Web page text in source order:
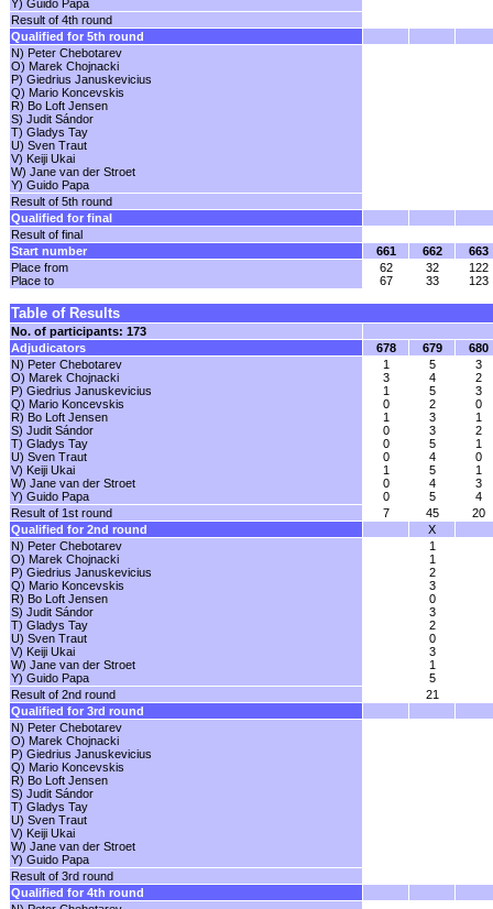
Y) Guido Papa
Result of 4th round
Qualified for 5th round
N) Peter Chebotarev
O) Marek Chojnacki
P) Giedrius Januskevicius
Q) Mario Koncevskis
R) Bo Loft Jensen
S) Judit Sándor
T) Gladys Tay
U) Sven Traut
V) Keiji Ukai
W) Jane van der Stroet
Y) Guido Papa
Result of 5th round
Qualified for final
Result of final
Start number
661 662
663
Place from
Place to
62
67
32
33
122
123
Table of Results
No. of participants: 173
Adjudicators
678 679
680
N) Peter Chebotarev
O) Marek Chojnacki
P) Giedrius Januskevicius
Q) Mario Koncevskis
R) Bo Loft Jensen
S) Judit Sándor
T) Gladys Tay
U) Sven Traut
V) Keiji Ukai
W) Jane van der Stroet
Y) Guido Papa
1
3
1
0
1
0
0
0
1
0
0
5
4
5
2
3
3
5
4
5
4
5
3
2
3
0
1
2
1
0
1
3
4
Result of 1st round
7 45
20
Qualified for 2nd round
X
N) Peter Chebotarev
O) Marek Chojnacki
P) Giedrius Januskevicius
Q) Mario Koncevskis
R) Bo Loft Jensen
S) Judit Sándor
T) Gladys Tay
U) Sven Traut
V) Keiji Ukai
W) Jane van der Stroet
Y) Guido Papa
1
1
2
3
0
3
2
0
3
1
5
Result of 2nd round
21
Qualified for 3rd round
N) Peter Chebotarev
O) Marek Chojnacki
P) Giedrius Januskevicius
Q) Mario Koncevskis
R) Bo Loft Jensen
S) Judit Sándor
T) Gladys Tay
U) Sven Traut
V) Keiji Ukai
W) Jane van der Stroet
Y) Guido Papa
Result of 3rd round
Qualified for 4th round